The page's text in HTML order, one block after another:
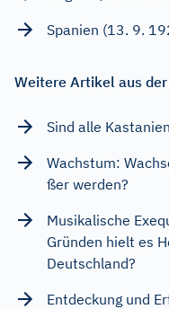
Spanien (13. 9.
Weitere Artikel aus
Sind alle
Wachstum:
ßer werden?
Musikalische
Gründen hielt es
Deutschland?
Entdeckung und